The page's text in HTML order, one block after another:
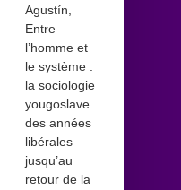
Agustín,
Entre
l’homme et
le système :
la sociologie
yougoslave
des années
libérales
jusqu’au
retour de la